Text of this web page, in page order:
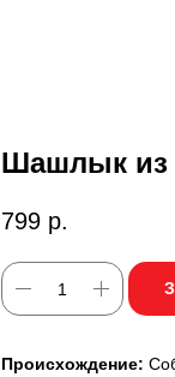
Шашлык из
799 р.
Происхождение: